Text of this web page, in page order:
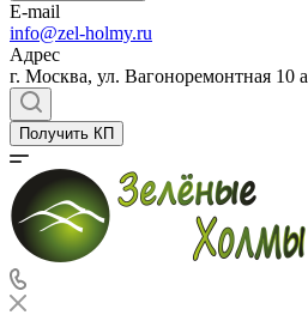
E-mail
info@zel-holmy.ru
Адрес
г. Москва, ул. Вагоноремонтная 10 а
Получить КП